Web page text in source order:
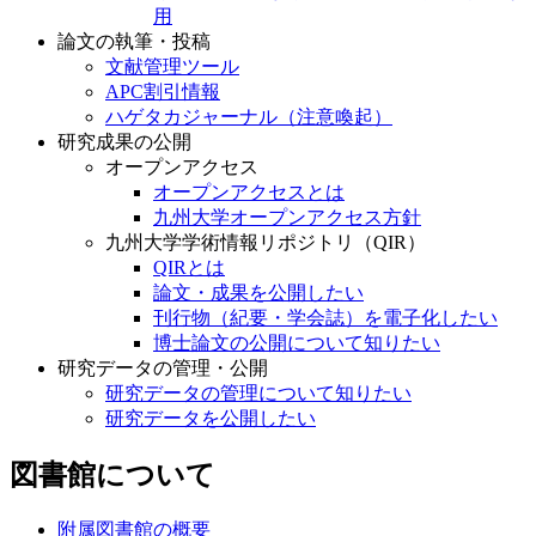
用
論文の執筆・投稿
文献管理ツール
APC割引情報
ハゲタカジャーナル（注意喚起）
研究成果の公開
オープンアクセス
オープンアクセスとは
九州大学オープンアクセス方針
九州大学学術情報リポジトリ（QIR）
QIRとは
論文・成果を公開したい
刊行物（紀要・学会誌）を電子化したい
博士論文の公開について知りたい
研究データの管理・公開
研究データの管理について知りたい
研究データを公開したい
図書館について
附属図書館の概要